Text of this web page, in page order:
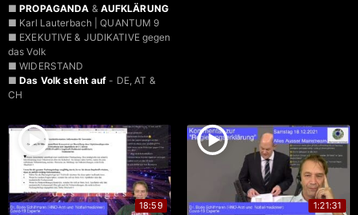
■PROPAGANDA & AUFKLÄRUNG
■ Karl Lauterbach | QUANTUM 9
■ EXEKUTIVE & JUDIKATIVE gegen
das Volk
■ WIDERSTAND
■Das Volk steht auf - DE, AT &
CH
18:59 1:21:31